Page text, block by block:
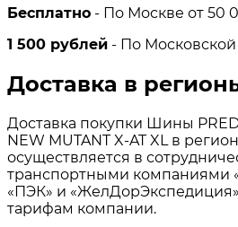
Бесплатно - По Москве от 50
1 500 рублей - По Московской
Доставка в
Доставка покупки Шины
NEW MUTANT X-AT XL в
осуществляется в
транспортными компаниями
«ПЭК» и
тарифам компании.